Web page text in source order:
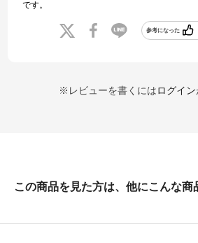
です。
参考になった
※レビューを書くにはログイン
この商品を見た方は、他にこんな商